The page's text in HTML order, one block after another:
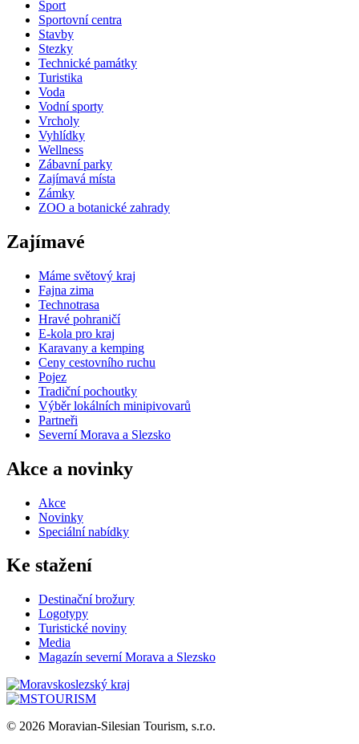
Sport
Sportovní centra
Stavby
Stezky
Technické památky
Turistika
Voda
Vodní sporty
Vrcholy
Vyhlídky
Wellness
Zábavní parky
Zajímavá místa
Zámky
ZOO a botanické zahrady
Zajímavé
Máme světový kraj
Fajna zima
Technotrasa
Hravé pohraničí
E-kola pro kraj
Karavany a kemping
Ceny cestovního ruchu
Pojez
Tradiční pochoutky
Výběr lokálních minipivovarů
Partneři
Severní Morava a Slezsko
Akce a novinky
Akce
Novinky
Speciální nabídky
Ke stažení
Destinační brožury
Logotypy
Turistické noviny
Media
Magazín severní Morava a Slezsko
© 2026 Moravian-Silesian Tourism, s.r.o.